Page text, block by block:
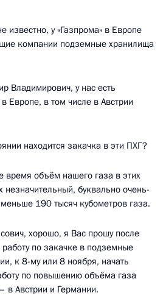
известно, у «Газпрома» в Европе
компании подземные хранилища
Владимирович, у нас есть
Европе, в том числе в Австрии
находится закачка в эти ПХГ?
время объём нашего газа в этих
буквально очень-
190 тысяч кубометров газа.
хорошо, я Вас прошу после
по закачке в подземные
к 8-му или 8 ноября, начать
по повышению объёма газа
в Австрии и Германии.